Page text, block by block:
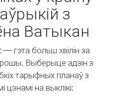
з
Ватыкан
гэта больш хвілін за
Выберыце адзін з
тарыфных планаў з
цэнамі на выклікі: